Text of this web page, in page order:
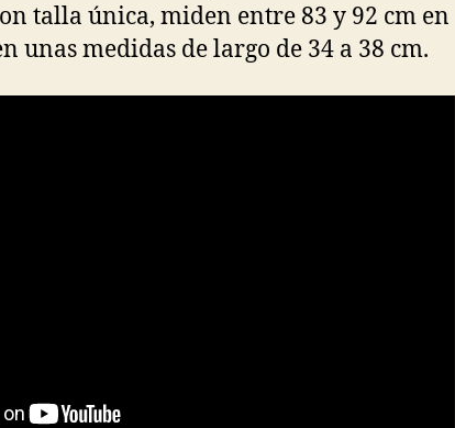
talla única, miden entre 83 y 92 cm en
unas medidas de largo de 34 a 38 cm.